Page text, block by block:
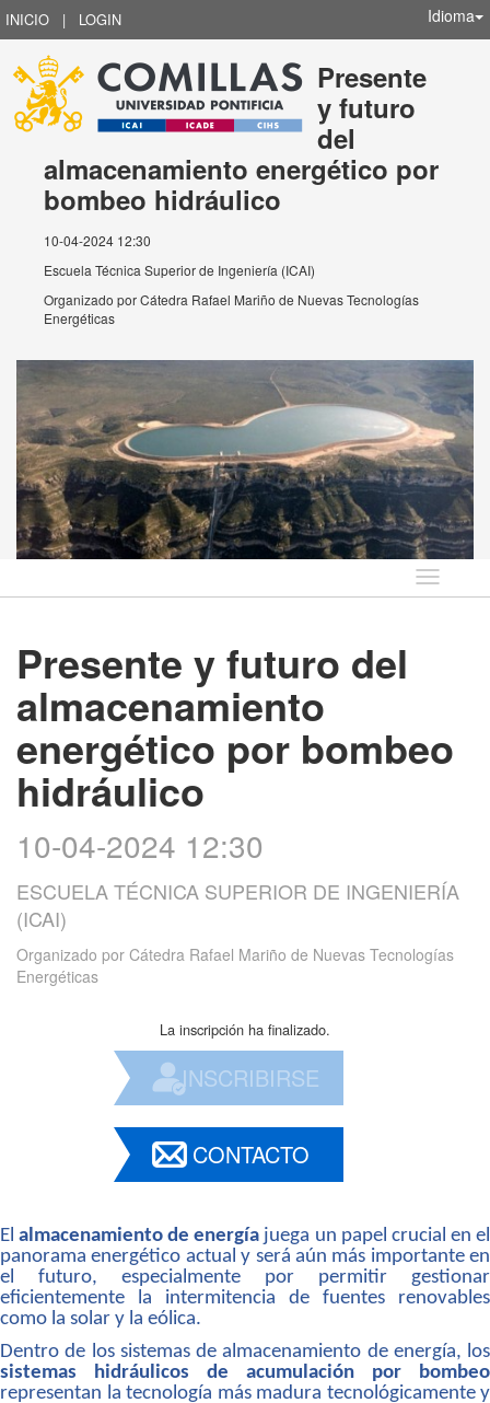
INICIO | LOGIN Idioma
Presente
y futuro
del
almacenamiento energético por
bombeo hidráulico
10-04-2024 12:30
Escuela Técnica Superior de Ingeniería (ICAI)
Organizado porCátedra Rafael Mariño de Nuevas Tecnologías
Energéticas
Idioma
Presente y futuro del
almacenamiento
energético por bombeo
hidráulico
10-04-2024 12:30
ESCUELA TÉCNICA SUPERIOR DE INGENIERÍA
(ICAI)
Organizado por Cátedra Rafael Mariño de Nuevas Tecnologías
Energéticas
La inscripción ha finalizado.
INSCRIBIRSE
CONTACTO
Elalmacenamiento de energía juega un papel crucial en el
panorama energético actual y será aún más importante en
el futuro, especialmente por permitir gestionar
eficientemente la intermitencia de fuentes renovables
como la solar y la eólica.
Dentro de los sistemas de almacenamiento de energía, los
sistemas hidráulicos de acumulación por bombeo
representan la tecnología más madura tecnológicamente y